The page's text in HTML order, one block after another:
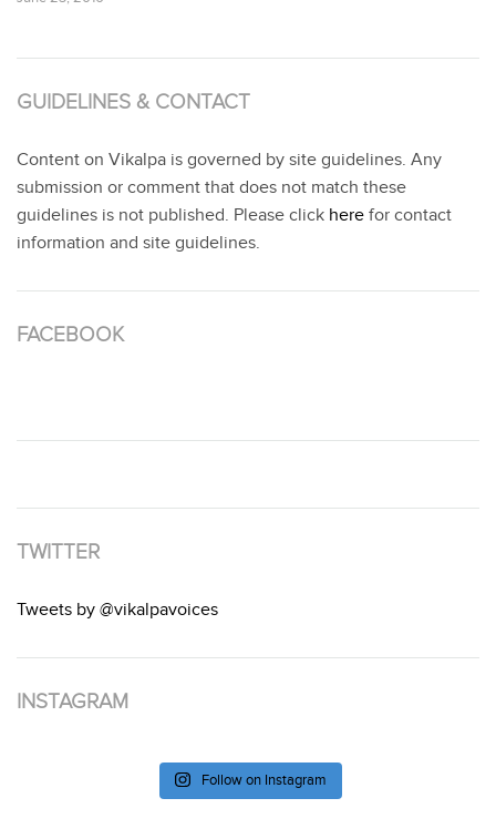
GUIDELINES & CONTACT
Content on Vikalpa is governed by site guidelines. Any
submission or comment that does not match these
guidelines is not published. Please click here for contact
information and site guidelines.
FACEBOOK
TWITTER
Tweets by @vikalpavoices
INSTAGRAM
Follow on Instagram